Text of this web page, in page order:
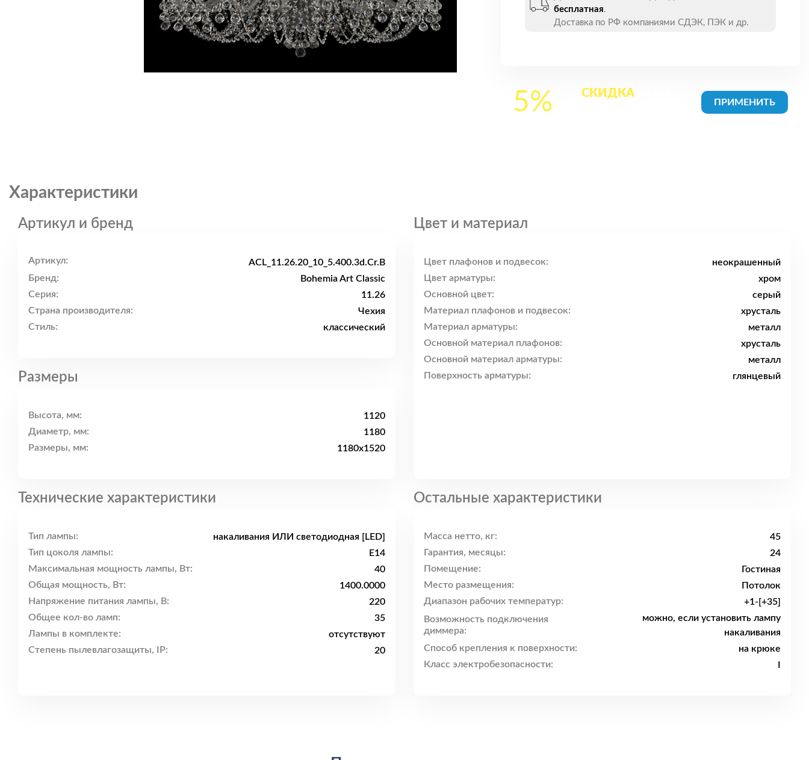
бесплатная.
Доставка по РФ компаниями СДЭК, ПЭК и др.
5% СКИДКА
Характеристики
Артикул и бренд
Артикул:
ACL_11.26.20_10_5.400.3d.Cr.B
Бренд:
Bohemia Art Classic
Серия:
11.26
Страна производителя:
Чехия
Стиль:
классический
Размеры
Высота, мм:
1120
Диаметр, мм:
1180
Размеры, мм:
1180x1520
Цвет и материал
Цвет плафонов и подвесок:
неокрашенный
Цвет арматуры:
хром
Основной цвет:
серый
Материал плафонов и подвесок:
хрусталь
Материал арматуры:
металл
Основной материал плафонов:
хрусталь
Основной материал арматуры:
металл
Поверхность арматуры:
глянцевый
Технические характеристики
Тип лампы:
накаливания ИЛИ светодиодная [LED]
Тип цоколя лампы:
E14
Максимальная мощность лампы, Вт:
40
Общая мощность, Вт:
1400.0000
Напряжение питания лампы, В:
220
Общее кол-во ламп:
35
Лампы в комплекте:
отсутствуют
Степень пылевлагозащиты, IP:
20
Остальные характеристики
Масса нетто, кг:
45
Гарантия, месяцы:
24
Помещение:
Гостиная
Место размещения:
Потолок
Диапазон рабочих температур:
+1-[+35]
Возможность подключения
диммера:
можно, если установить лампу
накаливания
Способ крепления к поверхности:
на крюке
Класс электробезопасности:
I